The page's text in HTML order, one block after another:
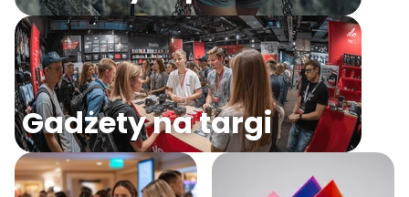
Gadżety na targi